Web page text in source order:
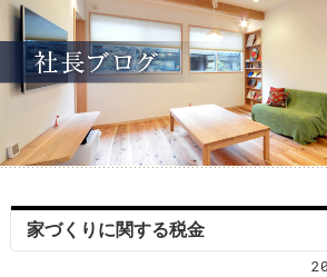
家づくりに関する税金